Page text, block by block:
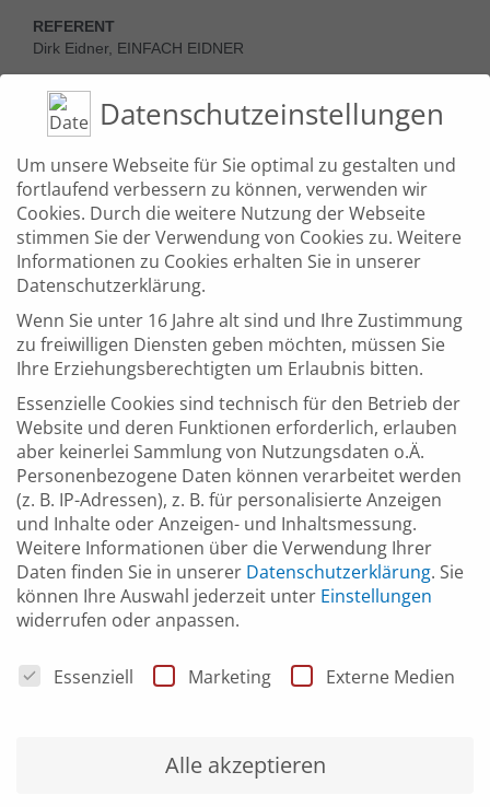
REFERENT
Dirk Eidner, EINFACH EIDNER
ANZAHL
Mindestens 12 Personen
KOSTEN
49,00 Euro
UHRZEIT
( Freitag 10:00 –12:00
ORT
Online
VERANSTALTER
Zentrum Digitalisierung Landkreis Böblingen (ZD.BB)
Datenschutzeinstellungen
Um unsere Webseite für Sie optimal zu gestalten und
fortlaufend verbessern zu können, verwenden wir
Cookies. Durch die weitere Nutzung der Webseite
stimmen Sie der Verwendung von Cookies zu. Weitere
Informationen zu Cookies erhalten Sie in unserer
Datenschutzerklärung.
Wenn Sie unter 16 Jahre alt sind und Ihre Zustimmung
zu freiwilligen Diensten geben möchten, müssen Sie
Ihre Erziehungsberechtigten um Erlaubnis bitten.
Essenzielle Cookies sind technisch für den Betrieb der
Website und deren Funktionen erforderlich, erlauben
aber keinerlei Sammlung von Nutzungsdaten o.Ä.
Personenbezogene Daten können verarbeitet werden
(z. B. IP-Adressen), z. B. für personalisierte Anzeigen
und Inhalte oder Anzeigen- und Inhaltsmessung.
Weitere Informationen über die Verwendung Ihrer
Daten finden Sie in unserer Datenschutzerklärung. Sie
können Ihre Auswahl jederzeit unter Einstellungen
widerrufen oder anpassen.
Datenschutzeinstellungen
Essenziell Marketing Externe Medien
Alle akzeptieren